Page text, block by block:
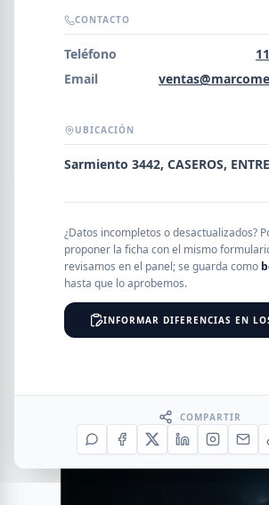
Error al cargar
NOMBRE
SEGMENTO
CONTACTO
Teléfono
Email
UBICACIÓN
Sarmiento 3442, CASEROS,
¿Datos incompletos o desactualizados?
proponer la ficha con el mismo
revisamos en el panel; se guarda como
hasta que lo aprobemos.
INFORMAR DIFERENCIAS EN
COMPARTIR